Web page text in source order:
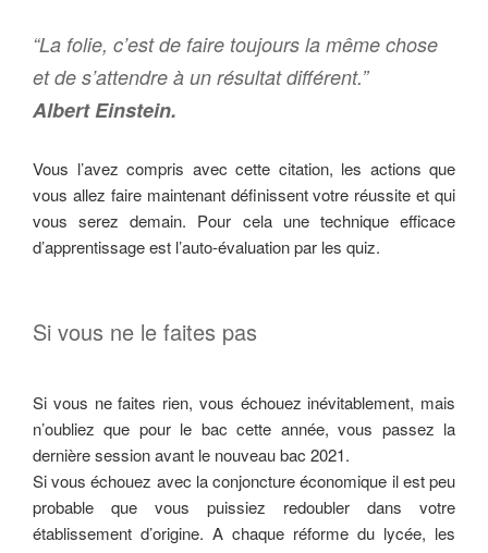
“La folie, c’est de faire toujours la même chose
et de s’attendre à un résultat différent.”
Albert Einstein.
Vous l’avez compris avec cette citation, les actions que
vous allez faire maintenant définissent votre réussite et qui
vous serez demain. Pour cela une technique efficace
d’apprentissage est l’auto-évaluation par les quiz.
Si vous ne le faites pas
Si vous ne faites rien, vous échouez inévitablement, mais
n’oubliez que pour le bac cette année, vous passez la
dernière session avant le nouveau bac 2021.
Si vous échouez avec la conjoncture économique il est peu
probable que vous puissiez redoubler dans votre
établissement d’origine. A chaque réforme du lycée, les